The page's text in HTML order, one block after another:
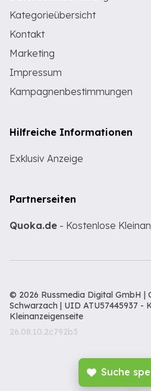
Suche
Kategorieübersicht
Kontakt
Marketing
Impressum
Kampagnenbestimmungen
Hilfreiche Informationen
Exklusiv Anzeige
Partnerseiten
Quoka.de - Kostenlose
© 2026 Russmedia Digital GmbH |
Schwarzach | UID ATU57445937 -
Kleinanzeigenseite
26.08.10.2c792b3